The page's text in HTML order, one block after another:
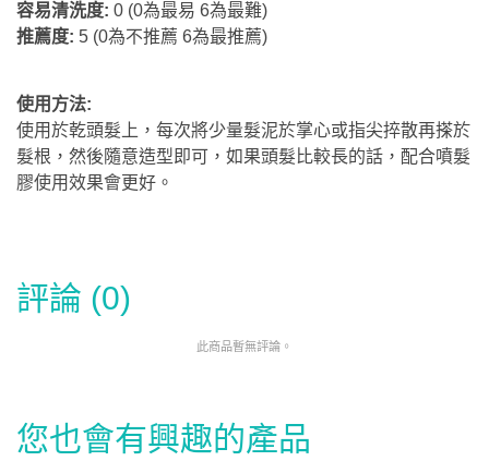
容易清洗度: 0 (0為最易 6為最難)
推薦度: 5 (0為不推薦 6為最推薦)
使用方法:
使用於乾頭髮上，每次將少量髮泥於掌心或指尖捽散再搽於
髮根，然後隨意造型即可，如果頭髮比較長的話，配合噴髮
膠使用效果會更好。
評論 (0)
此商品暫無評論。
您也會有興趣的產品